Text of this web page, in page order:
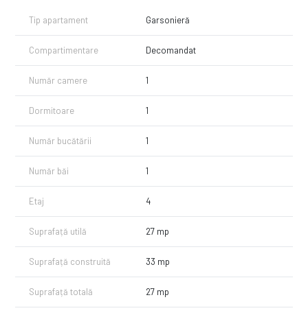
Se cere: Seriozitate și respect reciproc.
Se cauta: Chiriași stabili cu venituri legale, fără animale.
Tip apartament Garsonieră
Compartimentare Decomandat
Număr camere 1
Dormitoare 1
Număr bucătării 1
Număr băi 1
Etaj 4
Suprafață utilă 27 mp
Suprafață construită 33 mp
Suprafață totală 27 mp